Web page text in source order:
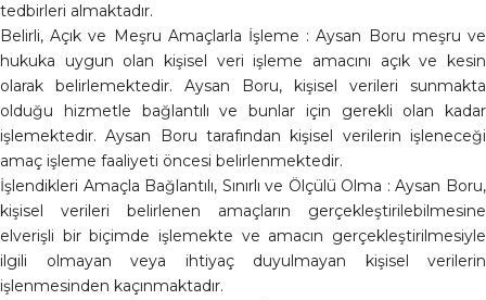
tedbirleri almaktadır.
Belirli, Açık ve Meşru Amaçlarla İşleme : Aysan Boru meşru ve
hukuka uygun olan kişisel veri işleme amacını açık ve kesin
olarak belirlemektedir. Aysan Boru, kişisel verileri sunmakta
olduğu hizmetle bağlantılı ve bunlar için gerekli olan kadar
işlemektedir. Aysan Boru tarafından kişisel verilerin işleneceği
amaç işleme faaliyeti öncesi belirlenmektedir.
İşlendikleri Amaçla Bağlantılı, Sınırlı ve Ölçülü Olma : Aysan Boru,
kişisel verileri belirlenen amaçların gerçekleştirilebilmesine
elverişli bir biçimde işlemekte ve amacın gerçekleştirilmesiyle
ilgili olmayan veya ihtiyaç duyulmayan kişisel verilerin
işlenmesinden kaçınmaktadır.